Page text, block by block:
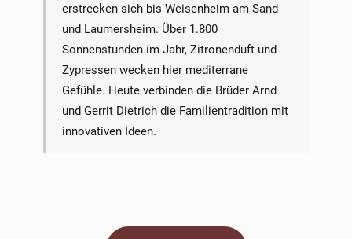
erstrecken sich bis Weisenheim am Sand
und Laumersheim. Über 1.800
Sonnenstunden im Jahr, Zitronenduft und
Zypressen wecken hier mediterrane
Gefühle. Heute verbinden die Brüder Arnd
und Gerrit Dietrich die Familientradition mit
innovativen Ideen.